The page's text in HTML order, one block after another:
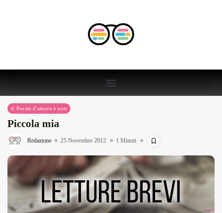
Poesie d'amore e non
Piccola mia
Redazione 25 Novembre 2012 1 Minuti